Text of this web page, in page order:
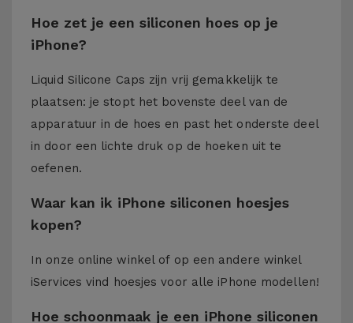
Hoe zet je een siliconen hoes op je
iPhone?
Liquid Silicone Caps zijn vrij gemakkelijk te
plaatsen: je stopt het bovenste deel van de
apparatuur in de hoes en past het onderste deel
in door een lichte druk op de hoeken uit te
oefenen.
Waar kan ik iPhone siliconen hoesjes
kopen?
In onze online winkel of op een andere winkel
iServices vind hoesjes voor alle iPhone modellen!
Hoe schoonmaak je een iPhone siliconen